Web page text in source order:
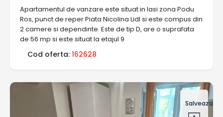
Apartamentul de vanzare este situat in Iasi zona Podu
Ros, punct de reper Piata Nicolina Lidl si este compus din
2 camere si dependinte. Este de tip D, are o suprafata
de 56 mp si este situat la etajul 9
Cod oferta: 162628
Salveaza